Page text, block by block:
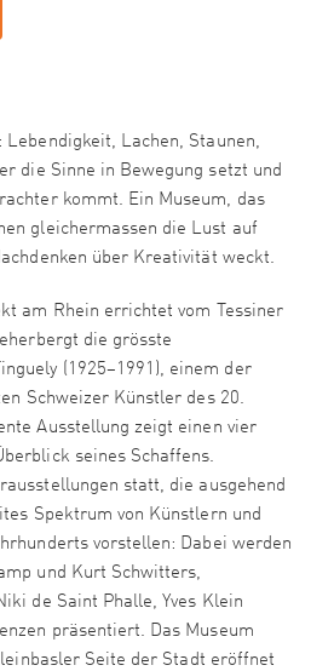
Lebendigkeit, Lachen, Staunen,
die Sinne in Bewegung setzt und
kommt. Ein Museum, das
gleichermassen die Lust auf
über Kreativität weckt.
am Rhein errichtet vom Tessiner
die grösste
(1925–1991), einem der
Schweizer Künstler des 20.
Ausstellung zeigt einen vier
seines Schaffens.
statt, die ausgehend
Spektrum von Künstlern und
vorstellen: Dabei werden
und Kurt Schwitters,
de Saint Phalle, Yves Klein
präsentiert. Das Museum
Seite der Stadt eröffnet